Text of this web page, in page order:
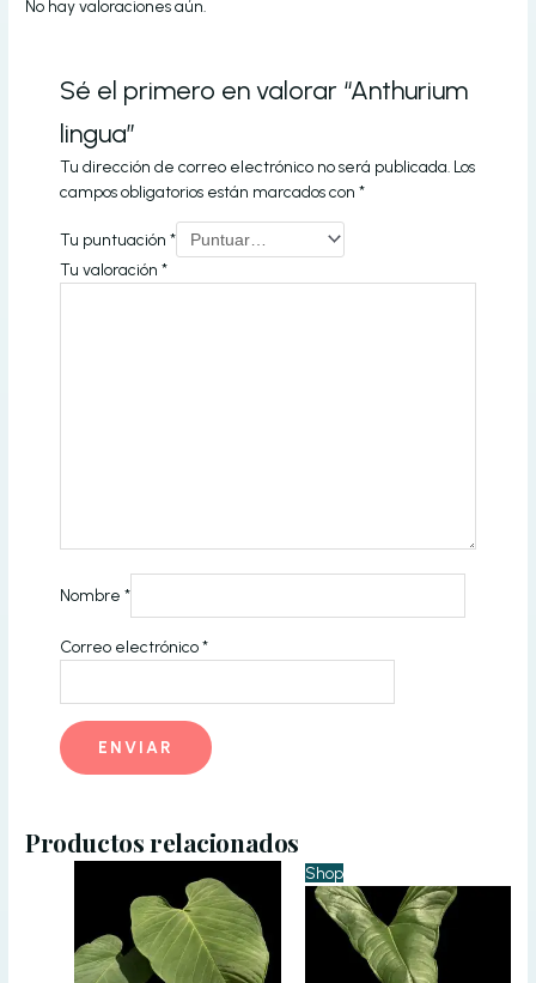
No hay valoraciones aún.
Sé el primero en valorar “Anthurium
lingua”
Tu dirección de correo electrónico no será publicada. Los
campos obligatorios están marcados con*
Tu puntuación*
Tu valoración*
Nombre*
Correo electrónico*
Productos relacionados
Shop